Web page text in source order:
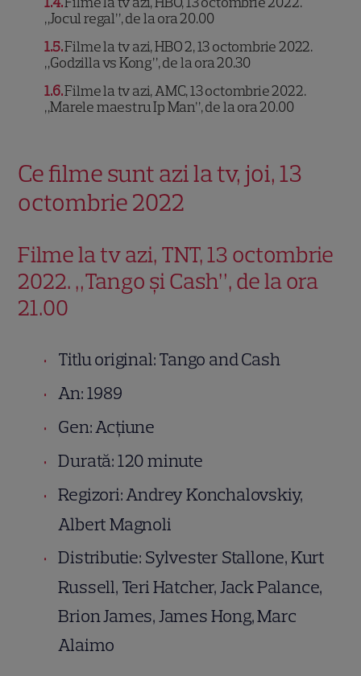
„Jocul regal”, de la ora 20.00
1.5Filme la tv azi, HBO 2, 13 octombrie 2022.
„Godzilla vs Kong”, de la ora 20.30
1.6Filme la tv azi, AMC, 13 octombrie 2022.
„Marele maestru Ip Man”, de la ora 20.00
Ce filme sunt azi la tv, joi, 13
octombrie 2022
Filme la tv azi, TNT, 13 octombrie
2022. „Tango și Cash”, de la ora
21.00
Titlu original: Tango and Cash
An: 1989
Gen: Acțiune
Durată: 120 minute
Regizori: Andrey Konchalovskiy,
Albert Magnoli
Distributie: Sylvester Stallone, Kurt
Russell, Teri Hatcher, Jack Palance,
Brion James, James Hong, Marc
Alaimo